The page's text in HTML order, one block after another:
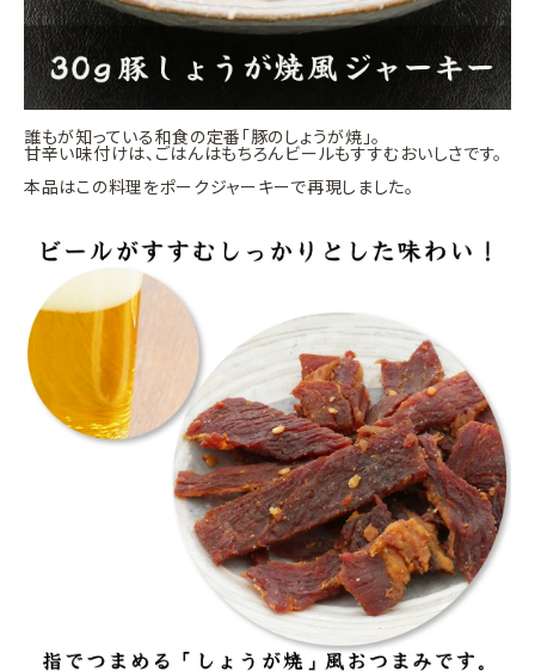
誰もが知っている和食の定番「豚のしょうが焼」。
甘辛い味付けは、ごはんはもちろんビールもすすむおいしさです。
本品はこの料理をポークジャーキーで再現しました。